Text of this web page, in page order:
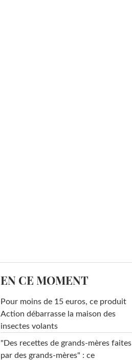
EN CE MOMENT
Pour moins de 15 euros, ce produit
Action débarrasse la maison des
insectes volants
"Des recettes de grands-mères faites
par des grands-mères" : ce